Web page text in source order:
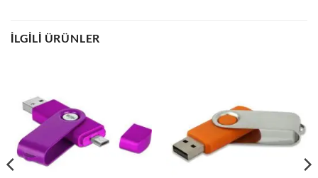
İLGILI ÜRÜNLER